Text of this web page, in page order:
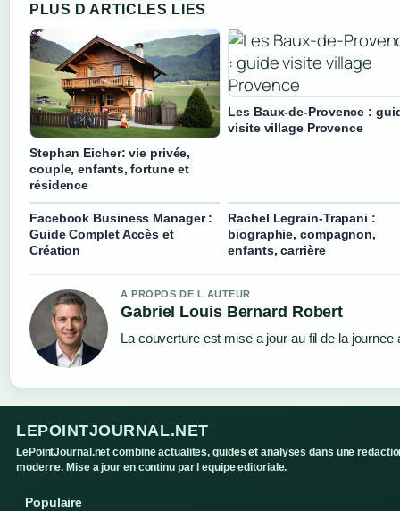
PLUS D ARTICLES LIES
Stephan Eicher: vie privée,
couple, enfants, fortune et
résidence
Les Baux-de-Provence :
visite village Provence
Facebook Business Manager :
Guide Complet Accès et
Création
Rachel Legrain-Trapani :
biographie, compagnon,
enfants, carrière
A PROPOS DE L AUTEUR
Gabriel Louis Bernard Robert
La couverture est mise a jour au fil de la
LEPOINTJOURNAL.NET
LePointJournal.net combine actualites, guides et analyses dans une
moderne. Mise a jour en continu par l equipe editoriale.
Populaire